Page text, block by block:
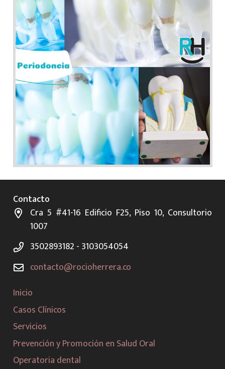
Contacto
Cra 5 #41-16 Edificio F25, Piso 10, Consultorio
1007
3502893182 - 3103054054
contacto@rocioherrera.co
Inicio
Casos Clínicos
Servicios
Prevención y Promoción en Salud Oral
Operatoria dental